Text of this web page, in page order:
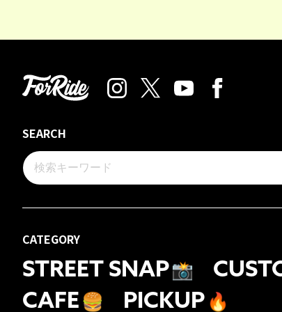
SEARCH
CATEGORY
STREET SNAP📸
CAFE 🍔 PICKUP 🔥